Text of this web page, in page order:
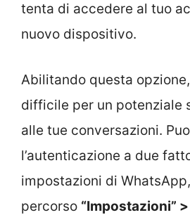
tenta di accedere al tuo
nuovo dispositivo.
Abilitando questa
difficile per un potenziale
alle tue conversazioni.
l’autenticazione a due
impostazioni di
percorso “Impostazioni”